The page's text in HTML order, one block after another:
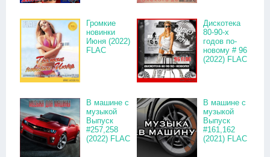
Громкие
новинки
Июня (2022)
FLAC
Дискотека
80-90-х
годов по-
новому # 96
(2022) FLAC
В машине с
музыкой
Выпуск
#257,258
(2022) FLAC
В машине с
музыкой
Выпуск
#161,162
(2021) FLAC